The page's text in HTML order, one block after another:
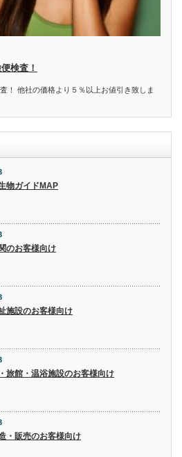
検査！
！ 他社の価格より５％以上お値引き致しま
物ガイドMAP
のお客様向け
施設のお客様向け
旅館・温浴施設のお客様向け
・販売のお客様向け